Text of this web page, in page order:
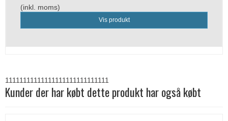
(inkl. moms)
Vis produkt
11111111111111111111111111111
Kunder der har købt dette produkt har også købt